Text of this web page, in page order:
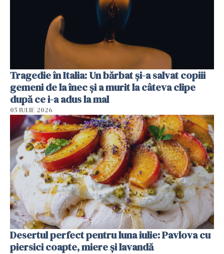
Tragedie în Italia: Un bărbat și-a salvat copiii
gemeni de la înec și a murit la câteva clipe
după ce i-a adus la mal
05 IULIE 2026
Desertul perfect pentru luna iulie: Pavlova cu
piersici coapte, miere și lavandă